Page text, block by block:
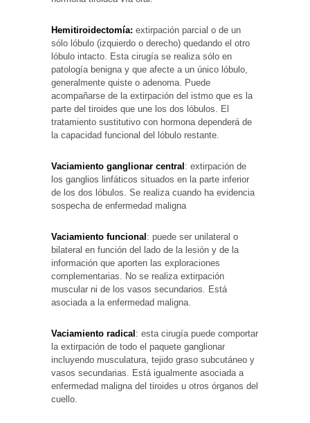
Hemitiroidectomía: extirpación parcial o de un
sólo lóbulo (izquierdo o derecho) quedando el otro
lóbulo intacto. Esta cirugía se realiza sólo en
patología benigna y que afecte a un único lóbulo,
generalmente quiste o adenoma. Puede
acompañarse de la extirpación del istmo que es la
parte del tiroides que une los dos lóbulos. El
tratamiento sustitutivo con hormona dependerá de
la capacidad funcional del lóbulo restante.
Vaciamiento ganglionar central: extirpación de
los ganglios linfáticos situados en la parte inferior
de los dos lóbulos. Se realiza cuando ha evidencia
sospecha de enfermedad maligna
Vaciamiento funcional: puede ser unilateral o
bilateral en función del lado de la lesión y de la
información que aporten las exploraciones
complementarias. No se realiza extirpación
muscular ni de los vasos secundarios. Está
asociada a la enfermedad maligna.
Vaciamiento radical: esta cirugía puede comportar
la extirpación de todo el paquete ganglionar
incluyendo musculatura, tejido graso subcutáneo y
vasos secundarias. Está igualmente asociada a
enfermedad maligna del tiroides u otros órganos del
cuello.